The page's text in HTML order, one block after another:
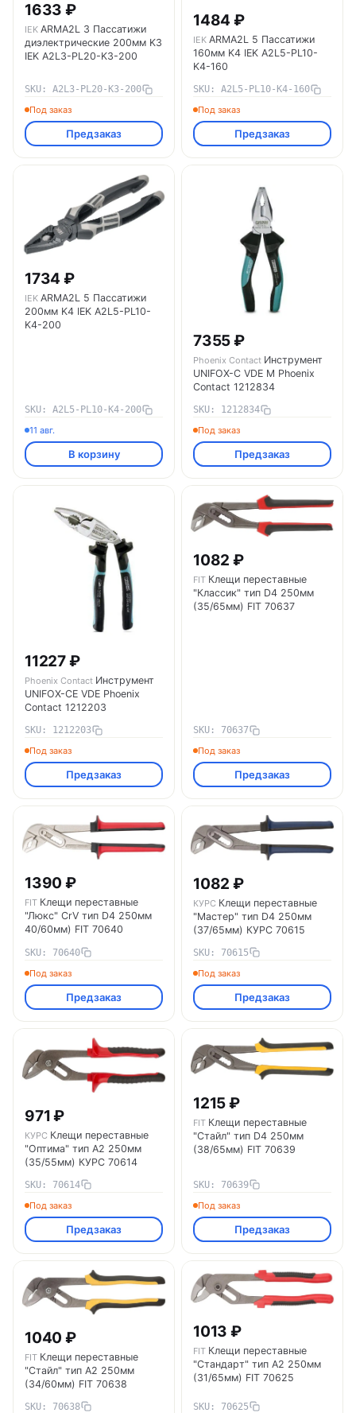
1633 ₽
IEK ARMA2L 3 Пассатижи
диэлектрические 200мм K3
IEK A2L3-PL20-K3-200
SKU: A2L3-PL20-K3-200
Под заказ
Предзаказ
1484 ₽
IEK ARMA2L 5 Пассатижи
160мм K4 IEK A2L5-PL10-
K4-160
SKU: A2L5-PL10-K4-160
Под заказ
Предзаказ
1734 ₽
IEK ARMA2L 5 Пассатижи
200мм K4 IEK A2L5-PL10-
K4-200
SKU: A2L5-PL10-K4-200
11 авг.
В корзину
7355 ₽
Phoenix Contact Инструмент
UNIFOX-C VDE M Phoenix
Contact 1212834
SKU: 1212834
Под заказ
Предзаказ
11227 ₽
Phoenix Contact Инструмент
UNIFOX-CE VDE Phoenix
Contact 1212203
SKU: 1212203
Под заказ
Предзаказ
1082 ₽
FIT Клещи переставные
"Классик" тип D4 250мм
(35/65мм) FIT 70637
SKU: 70637
Под заказ
Предзаказ
1390 ₽
FIT Клещи переставные
"Люкс" CrV тип D4 250мм
40/60мм) FIT 70640
SKU: 70640
Под заказ
Предзаказ
1082 ₽
КУРС Клещи переставные
"Мастер" тип D4 250мм
(37/65мм) КУРС 70615
SKU: 70615
Под заказ
Предзаказ
971 ₽
КУРС Клещи переставные
"Оптима" тип А2 250мм
(35/55мм) КУРС 70614
SKU: 70614
Под заказ
Предзаказ
1215 ₽
FIT Клещи переставные
"Стайл" тип D4 250мм
(38/65мм) FIT 70639
SKU: 70639
Под заказ
Предзаказ
1040 ₽
FIT Клещи переставные
"Стайл" тип А2 250мм
(34/60мм) FIT 70638
SKU: 70638
1013 ₽
FIT Клещи переставные
"Стандарт" тип А2 250мм
(31/65мм) FIT 70625
SKU: 70625